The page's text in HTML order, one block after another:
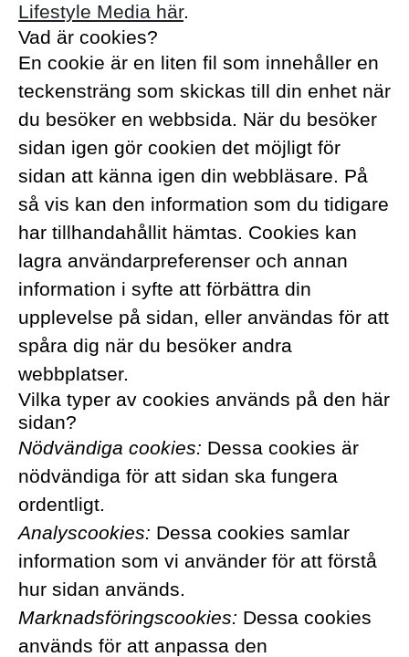
Lifestyle Media här.
Vad är cookies?
En cookie är en liten fil som innehåller en
teckensträng som skickas till din enhet när
du besöker en webbsida. När du besöker
sidan igen gör cookien det möjligt för
sidan att känna igen din webbläsare. På
så vis kan den information som du tidigare
har tillhandahållit hämtas. Cookies kan
lagra användarpreferenser och annan
information i syfte att förbättra din
upplevelse på sidan, eller användas för att
spåra dig när du besöker andra
webbplatser.
Vilka typer av cookies används på den här
sidan?
Nödvändiga cookies: Dessa cookies är
nödvändiga för att sidan ska fungera
ordentligt.
Analyscookies: Dessa cookies samlar
information som vi använder för att förstå
hur sidan används.
Marknadsföringscookies: Dessa cookies
används för att anpassa den